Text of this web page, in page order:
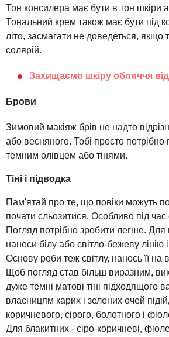
Тон консилера має бути в тон шкіри
Тональний крем також має бути під
літо, засмагати не доведеться, якщо
солярій.
Захищаємо шкіру обличчя
Брови
Зимовий макіяж брів не надто
або весняного. Тобі просто потрібно
темним олівцем або тінями.
Тіні і підводка
Пам'ятай про те, що повіки можуть
почати сльозитися. Особливо під час
Погляд потрібно зробити легше. Для
нанеси білу або світло-бежеву лінію
Основу роби теж світлу, нанось її на
Щоб погляд став більш виразним,
дуже темні матові тіні підходящого
власницям карих і зелених очей
коричневого, сірого, болотного і
Для блакитних - сіро-коричневі,